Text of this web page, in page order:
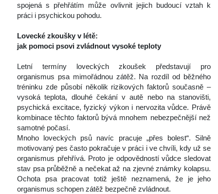
pojená s přehřátím může ovlivnit jejich budoucí vztah k
práci i psychickou pohodu.
Lovecké zkoušky v létě:
jak pomoci psovi zvládnout vysoké teploty
Letní termíny loveckých zkoušek představují pro
organismus psa mimořádnou zátěž. Na rozdíl od běžného
tréninku zde působí několik rizikových faktorů současně –
vysoká teplota, dlouhé čekání v autě nebo na stanovišti,
psychická excitace, fyzický výkon i nervozita vůdce. Právě
kombinace těchto faktorů bývá mnohem nebezpečnější než
amotné počasí.
Mnoho loveckých psů navíc pracuje „přes bolest“. Silně
motivovaný pes často pokračuje v práci i ve chvíli, kdy už se
organismus přehřívá. Proto je odpovědností vůdce sledovat
tav psa průběžně a nečekat až na zjevné známky kolapsu.
Ochota psa pracovat totiž ještě neznamená, že je jeho
organismus schopen zátěž bezpečně zvládnout.